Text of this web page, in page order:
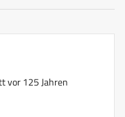
vor 125 Jahren